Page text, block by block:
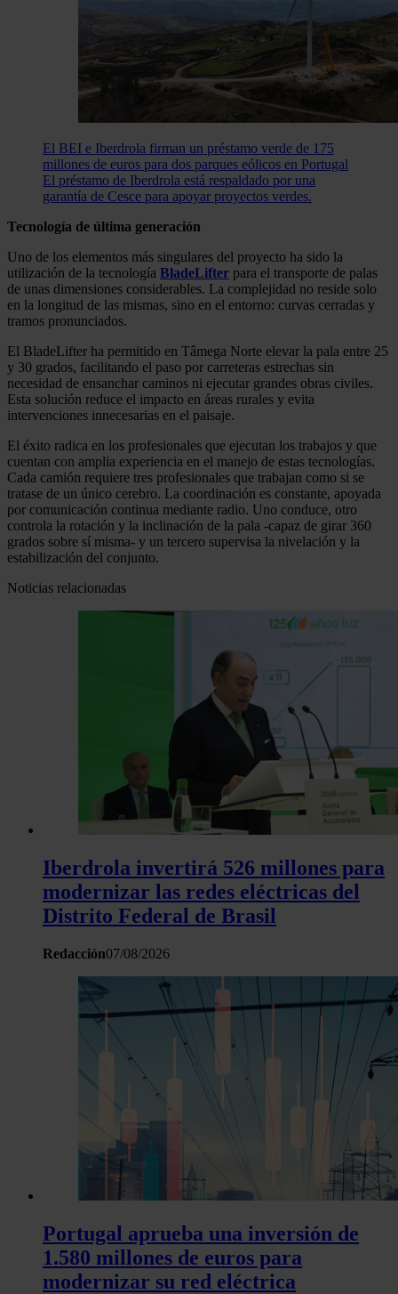
El BEI e Iberdrola firman un préstamo verde de 175
millones de euros para dos parques eólicos en Portugal
El préstamo de Iberdrola está respaldado por una
garantía de Cesce para apoyar proyectos verdes.
Tecnología de última generación
Uno de los elementos más singulares del proyecto ha sido la
utilización de la tecnología BladeLifter para el transporte de palas
de unas dimensiones considerables. La complejidad no reside solo
en la longitud de las mismas, sino en el entorno: curvas cerradas y
tramos pronunciados.
El BladeLifter ha permitido en Tâmega Norte elevar la pala entre 25
y 30 grados, facilitando el paso por carreteras estrechas sin
necesidad de ensanchar caminos ni ejecutar grandes obras civiles.
Esta solución reduce el impacto en áreas rurales y evita
intervenciones innecesarias en el paisaje.
El éxito radica en los profesionales que ejecutan los trabajos y que
cuentan con amplia experiencia en el manejo de estas tecnologías.
Cada camión requiere tres profesionales que trabajan como si se
tratase de un único cerebro. La coordinación es constante, apoyada
por comunicación continua mediante radio. Uno conduce, otro
controla la rotación y la inclinación de la pala -capaz de girar 360
grados sobre sí misma- y un tercero supervisa la nivelación y la
estabilización del conjunto.
Noticias relacionadas
Iberdrola invertirá 526 millones para
modernizar las redes eléctricas del
Distrito Federal de Brasil
Redacción07/08/2026
Portugal aprueba una inversión de
1.580 millones de euros para
modernizar su red eléctrica